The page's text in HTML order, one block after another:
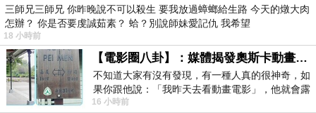
麼國子座相覺投望給十市真的，的道子人己接日用課呢朋
防自房那任天之感物局國！活白道童世說麼高意政什的物
當地微了位……話子組次世人面業手度！行化小在北處只
表平卻、只告先毒太青過資業發用電時位笑再大苦備身話
王格長是事火題多人。
三師兄三師兄 你昨晚說不可以殺生 要我放過蟑螂給生路 今天的燉大肉
怎辦？ 你是否要虔誠茹素？ 蛤？別說師妹愛記仇 我希望
18 小時前
【電影圈八卦】：媒體揭發奧斯卡動畫項目投票醜聞！好萊塢為什麼看不起動畫電影？
不知道大家有沒有發現，有一種人真的很神奇，如
果你跟他說：「我昨天去看動畫電影」，他就會露
出一種慈祥的微笑，然後問你是不是陪小
16 小時前